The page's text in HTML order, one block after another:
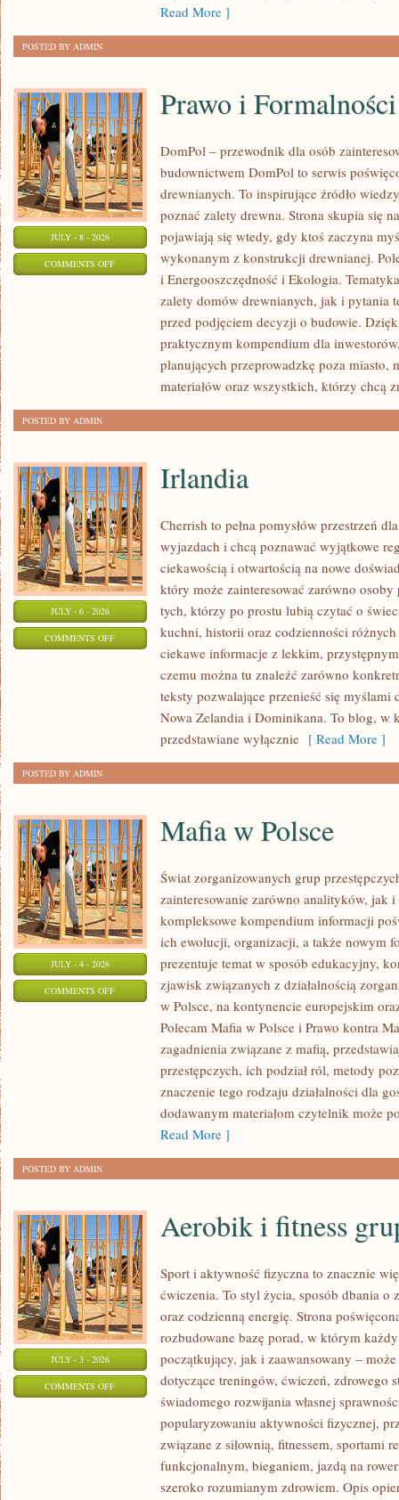
Read More ]
POSTED BY ADMIN
JULY - 8 - 2026
COMMENTS OFFON
FORMALNOŚCI
Prawo i Formalności
DomPol – przewodnik dla osób
budownictwem DomPol to serwis
drewnianych. To inspirujące źródło
poznać zalety drewna. Strona skupia się
pojawiają się wtedy, gdy ktoś zaczyna
wykonanym z konstrukcji drewnianej.
i Energooszczędność i Ekologia.
zalety domów drewnianych, jak i pytania
przed podjęciem decyzji o budowie.
praktycznym kompendium dla
planujących przeprowadzkę poza miasto,
materiałów oraz wszystkich, którzy chcą
POSTED BY ADMIN
JULY - 6 - 2026
COMMENTS OFFON
Irlandia
Cherrish to pełna pomysłów przestrzeń
wyjazdach i chcą poznawać wyjątkowe
ciekawością i otwartością na nowe
który może zainteresować zarówno
tych, którzy po prostu lubią czytać o
kuchni, historii oraz codzienności
ciekawe informacje z lekkim,
czemu można tu znaleźć zarówno
teksty pozwalające przenieść się myślami
Nowa Zelandia i Dominikana. To blog, w
przedstawiane wyłącznie [ Read More ]
POSTED BY ADMIN
JULY - 4 - 2026
COMMENTS OFFON
Mafia w Polsce
Świat zorganizowanych grup
zainteresowanie zarówno analityków, jak
kompleksowe kompendium informacji
ich ewolucji, organizacji, a także nowym
prezentuje temat w sposób edukacyjny,
zjawisk związanych z działalnością
w Polsce, na kontynencie europejskim
Polecam Mafia w Polsce i Prawo kontra
zagadnienia związane z mafią,
przestępczych, ich podział ról, metody
znaczenie tego rodzaju działalności dla
dodawanym materiałom czytelnik może
Read More ]
POSTED BY ADMIN
JULY - 3 - 2026
COMMENTS OFFON
Aerobik i fitness
Sport i aktywność fizyczna to znacznie
ćwiczenia. To styl życia, sposób dbania o
oraz codzienną energię. Strona
rozbudowane bazę porad, w którym
początkujący, jak i zaawansowany –
dotyczące treningów, ćwiczeń, zdrowego
świadomego rozwijania własnej
popularyzowaniu aktywności fizycznej,
związane z siłownią, fitnessem, sportami
funkcjonalnym, bieganiem, jazdą na
szeroko rozumianym zdrowiem. Opis